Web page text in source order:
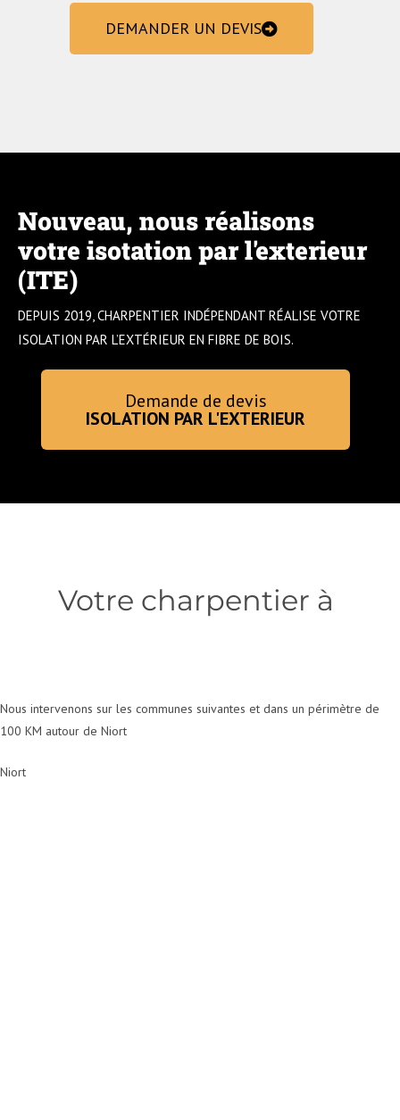
DEMANDER UN DEVIS
Nouveau, nous réalisons
votre isotation par l'exterieur
(ITE)
DEPUIS 2019, CHARPENTIER INDÉPENDANT RÉALISE VOTRE
ISOLATION PAR L’EXTÉRIEUR EN FIBRE DE BOIS.
Demande de devis
ISOLATION PAR L'EXTERIEUR
Votre charpentier à
Nous intervenons sur les communes suivantes et dans un périmètre de
100 KM autour de Niort
Niort